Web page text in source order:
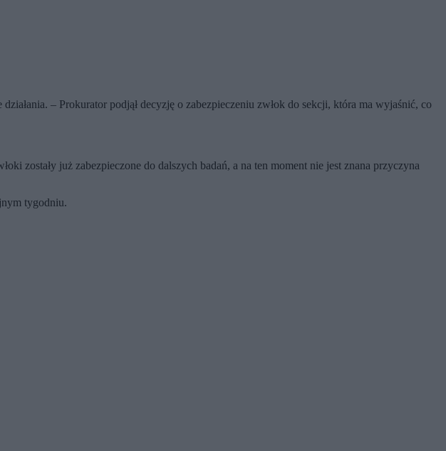
– Prokurator podjął decyzję o zabezpieczeniu zwłok do sekcji, która ma wyjaśnić, co
zostały już zabezpieczone do dalszych badań, a na ten moment nie jest znana przyczyna
tygodniu.